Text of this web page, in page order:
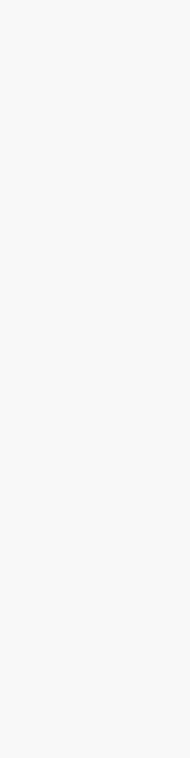
民潮撕裂西班牙